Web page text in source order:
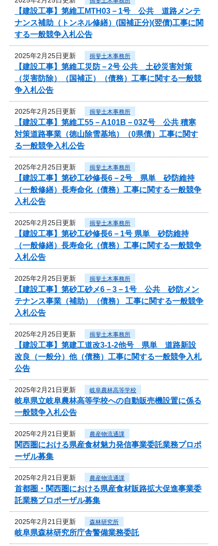
【建設工事】第維工MTH03－1号 公共 道路メンテ
ナンス補助（トンネル修繕）(国補正分)(翌債)工事に関
する一般競争入札公告
2025年2月25日更新 揖斐土木事務所
【建設工事】第維工災防－2号 公共 土砂災害対策
（災害防除）（国補正）（債務）工事に関する一般競
争入札公告
2025年2月25日更新 揖斐土木事務所
【建設工事】第維工55－A101B－03Z号 公共 積寒
対策道路事業（徳山除雪基地）（0県債）工事に関す
る一般競争入札公告
2025年2月25日更新 揖斐土木事務所
【建設工事】第砂工砂修長6－2号 県単 砂防維持
（一般修繕）長寿命化（債務）工事に関する一般競争
入札公告
2025年2月25日更新 揖斐土木事務所
【建設工事】第砂工砂修長6－1号 県単 砂防維持
（一般修繕）長寿命化（債務）工事に関する一般競争
入札公告
2025年2月25日更新 揖斐土木事務所
【建設工事】第砂工砂メ6－3－1号 公共 砂防メン
テナンス事業（補助）（債務） 工事に関する一般競争
入札公告
2025年2月25日更新 揖斐土木事務所
【建設工事】第建工道改3-1-2他号 県単 道路新設
改良（一般分）他（債務）工事に関する一般競争入札
公告
2025年2月21日更新 岐阜農林高等学校
岐阜県立岐阜農林高等学校への自動販売機設置に係る
一般競争入札公告
2025年2月21日更新 農産物流通課
関西圏における県産食材魅力発信事業委託業務プロポ
ーザル募集
2025年2月21日更新 農産物流通課
首都圏・関西圏における県産食材販路拡大促進事業委
託業務プロポーザル募集
2025年2月21日更新 森林研究所
岐阜県森林研究所庁舎警備業務委託